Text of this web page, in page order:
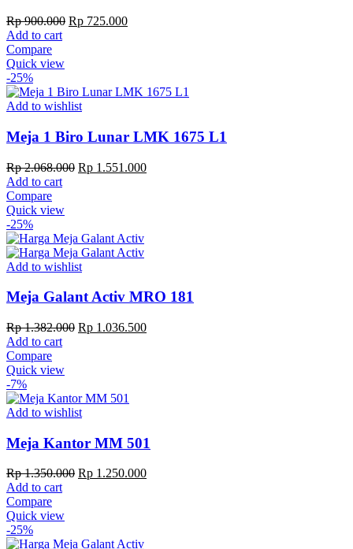
Rp900.000 Original
Rp 725.000Current
Add to cart
Compare
Quick view
-25%
Add to wishlist
Meja 1 Biro Lunar LMK 1675 L1
Rp2.068.000 Original
Rp 1.551.000Current
Add to cart
Compare
Quick view
-25%
Add to wishlist
Meja Galant Activ MRO 181
Rp1.382.000 Original
Rp 1.036.500Current
Add to cart
Compare
Quick view
-7%
Add to wishlist
Meja Kantor MM 501
Rp1.350.000 Original
Rp 1.250.000Current
Add to cart
Compare
Quick view
-25%